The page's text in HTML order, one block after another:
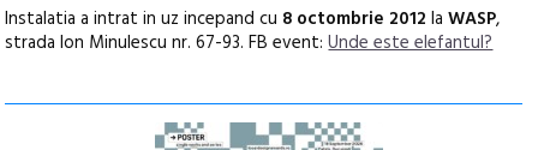
Instalatia a intrat in uz incepand cu 8 octombrie 2012 laWASP,
strada Ion Minulescu nr. 67-93. FB event:Unde este elefantul?